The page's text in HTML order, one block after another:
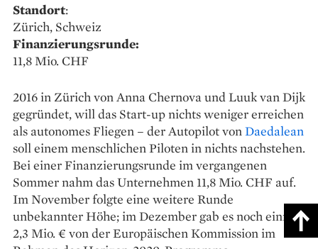
Standort:
Zürich, Schweiz
Finanzierungsrunde:
11,8 Mio. CHF
2016 in Zürich von Anna Chernova und Luuk van Dijk
gegründet, will das Start-up nichts weniger erreichen
als autonomes Fliegen – der Autopilot vonDaedalean
soll einem menschlichen Piloten in nichts nachstehen.
Bei einer Finanzierungsrunde im vergangenen
Sommer nahm das Unternehmen 11,8 Mio. CHF auf.
Im November folgte eine weitere Runde
unbekannter Höhe; im Dezember gab es noch einmal
2,3 Mio. € von der Europäischen Kommission im